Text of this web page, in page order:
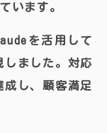
います。
を活用して
しました。対応
成し、顧客満足